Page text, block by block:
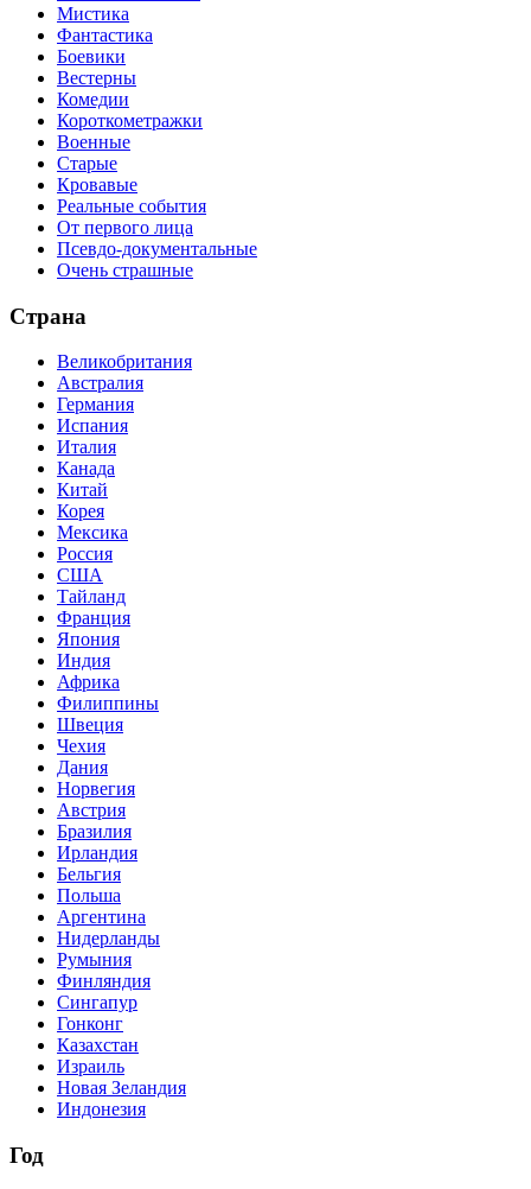
Мистика
Фантастика
Боевики
Вестерны
Комедии
Короткометражки
Военные
Старые
Кровавые
Реальные события
От первого лица
Псевдо-документальные
Очень страшные
Страна
Великобритания
Австралия
Германия
Испания
Италия
Канада
Китай
Корея
Мексика
Россия
США
Тайланд
Франция
Япония
Индия
Африка
Филиппины
Швеция
Чехия
Дания
Норвегия
Австрия
Бразилия
Ирландия
Бельгия
Польша
Аргентина
Нидерланды
Румыния
Финляндия
Сингапур
Гонконг
Казахстан
Израиль
Новая Зеландия
Индонезия
Год